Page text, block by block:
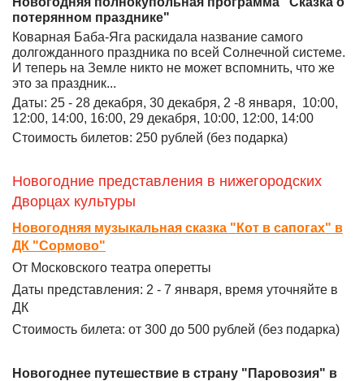
потерянном празднике"
Коварная Баба-Яга раскидала название самого
долгожданного праздника по всей Солнечной системе.
И теперь на Земле никто не может вспомнить, что же
это за праздник...
Даты: 25 - 28 декабря, 30 декабря, 2 -8 января, 10:00,
12:00, 14:00, 16:00, 29 декабря, 10:00, 12:00, 14:00
Стоимость билетов: 250 рублей (без подарка)
Новогодние представления в нижегородских
Дворцах культуры
Новогодняя музыкальная сказка "Кот в сапогах" в
ДК "Сормово"
От Московского театра оперетты
Даты представления: 2 - 7 января, время уточняйте в
ДК
Стоимость билета: от 300 до 500 рублей (без подарка)
Новогоднее путешествие в страну "Паровозия" в